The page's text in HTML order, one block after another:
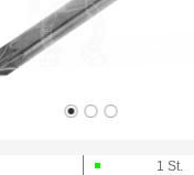
1 St.